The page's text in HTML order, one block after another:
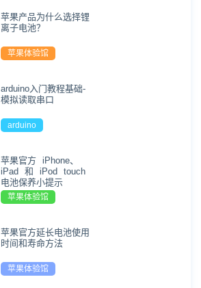
苹果产品为什么选择锂
离子电池？
苹果体验馆
arduino入门教程基础-
模拟读取串口
arduino
苹果官方 iPhone、
iPad 和 iPod touch
电池保养小提示
苹果体验馆
苹果官方延长电池使用
时间和寿命方法
苹果体验馆